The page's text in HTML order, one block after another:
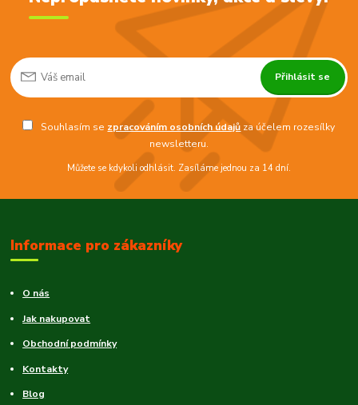
Přihlásit se
Souhlasím se zpracováním osobních údajů za účelem rozesílky
newsletteru.
Můžete se kdykoli odhlásit. Zasíláme jednou za 14 dní.
Informace pro zákazníky
O nás
Jak nakupovat
Obchodní podmínky
Kontakty
Blog